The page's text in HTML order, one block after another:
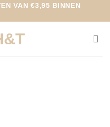
VAN €3,95 BINNEN